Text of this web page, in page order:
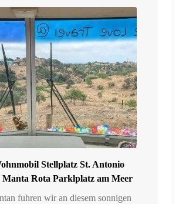
Stellplatz St. Antonio
Rota Parklplatz am Meer
fuhren wir an diesem sonnigen